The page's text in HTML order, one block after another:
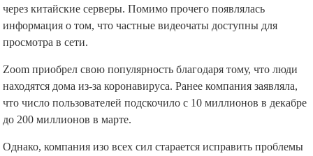
через китайские серверы. Помимо прочего появлялась
информация о том, что частные видеочаты доступны для
просмотра в сети.
Zoom приобрел свою популярность благодаря тому, что люди
находятся дома из-за коронавируса. Ранее компания заявляла,
что число пользователей подскочило с 10 миллионов в декабре
до 200 миллионов в марте.
Однако, компания изо всех сил старается исправить проблемы